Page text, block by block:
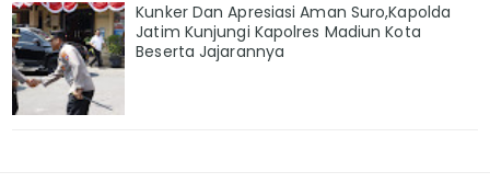
Kunker Dan Apresiasi Aman Suro,Kapolda
Jatim Kunjungi Kapolres Madiun Kota
Beserta Jajarannya